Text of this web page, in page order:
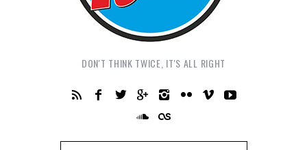
DON'T THINK TWICE, IT'S ALL RIGHT